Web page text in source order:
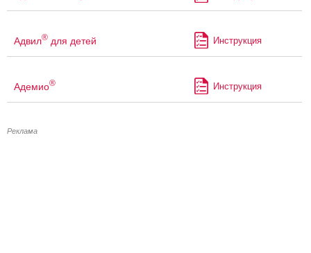
Адвил® для детей Инструкция
Адемио® Инструкция
Реклама